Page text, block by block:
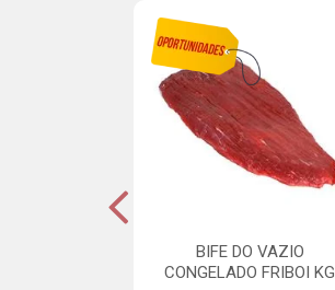
BIFE DO VAZIO
CONGELADO FRIBOI KG